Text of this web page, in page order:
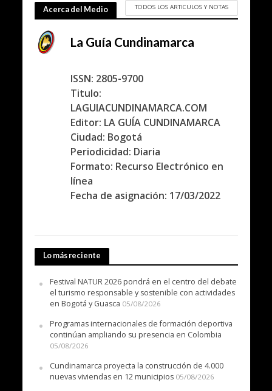
Acerca del Medio TODOS LOS ARTICULOS Y NOTAS
La Guía Cundinamarca
ISSN: 2805-9700
Titulo:
LAGUIACUNDINAMARCA.COM
Editor: LA GUÍA CUNDINAMARCA
Ciudad: Bogotá
Periodicidad: Diaria
Formato: Recurso Electrónico en
línea
Fecha de asignación: 17/03/2022
Lo más reciente
Festival NATUR 2026 pondrá en el centro del debate
el turismo responsable y sostenible con actividades
en Bogotá y Guasca 05/08/2026
Programas internacionales de formación deportiva
continúan ampliando su presencia en Colombia
05/08/2026
Cundinamarca proyecta la construcción de 4.000
nuevas viviendas en 12 municipios 05/08/2026